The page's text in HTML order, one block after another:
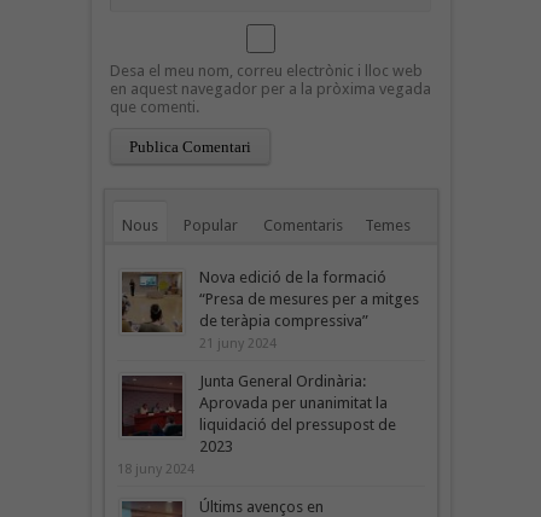
Desa el meu nom, correu electrònic i lloc web
en aquest navegador per a la pròxima vegada
que comenti.
Nous Popular Comentaris Temes
Nova edició de la formació
“Presa de mesures per a mitges
de teràpia compressiva”
21 juny 2024
Junta General Ordinària:
Aprovada per unanimitat la
liquidació del pressupost de
2023
18 juny 2024
Últims avenços en